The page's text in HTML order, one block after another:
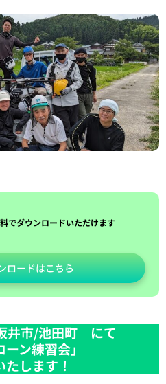
でダウンロードいただけます
ロードはこちら
井市/池田町 にて
ーン練習会」
たします！